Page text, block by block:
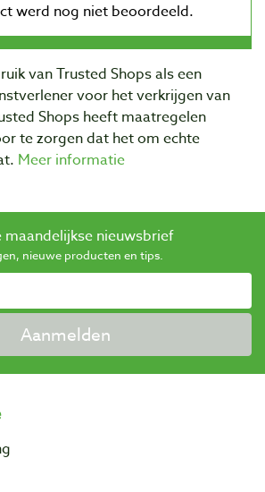
van Trusted Shops als een
voor het verkrijgen van
Shops heeft maatregelen
te zorgen dat het om echte
Meer informatie
maandelijkse nieuwsbrief
nieuwe producten en tips.
Aanmelden